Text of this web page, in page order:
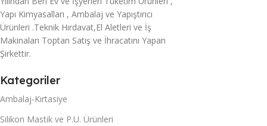
Yapı Kimyasalları , Ambalaj ve Yapıştırıcı
Ürünleri .Teknik Hırdavat,El Aletleri ve İş
Makinaları Toptan Satış ve İhracatını Yapan
Şirkettir.
Kategoriler
Ambalaj-Kırtasiye
Silikon Mastik ve P.U. Ürünleri